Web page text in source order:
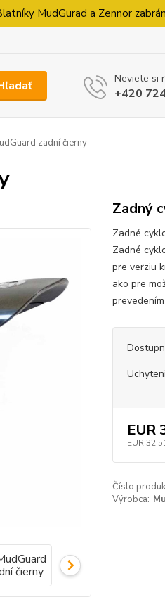
MudGurad a Zennor
Neviete si
+420
zadní čierny
Zadný
Zadné
Zadné
pre verziu
ako pre
EUR
EUR
Číslo
Výrobca: